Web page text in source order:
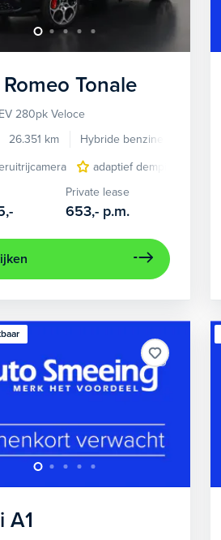
Tonale
280pk Veloce
26.351 km Hybride benzine
adaptief demping systeem
Private lease
653,- p.m.
A1